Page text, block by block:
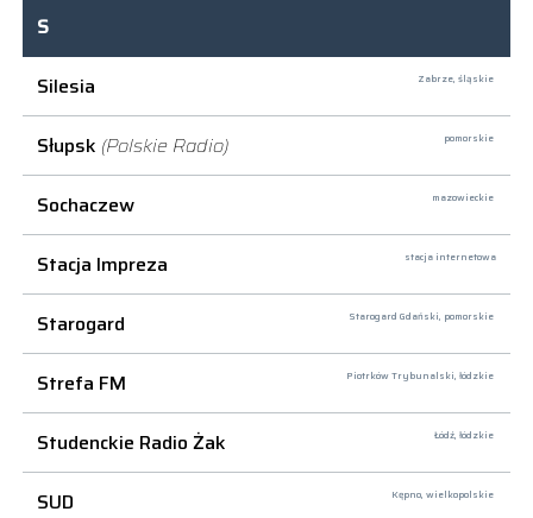
S
Silesia
Zabrze, śląskie
Słupsk (Polskie Radio) pomorskie
Sochaczew mazowieckie
Stacja Impreza stacja internetowa
Starogard Starogard Gdański, pomorskie
Strefa FM Piotrków Trybunalski, łódzkie
Studenckie Radio Żak Łódź, łódzkie
SUD Kępno, wielkopolskie